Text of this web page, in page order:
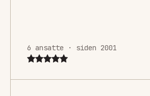
6 ansatte · siden 2001